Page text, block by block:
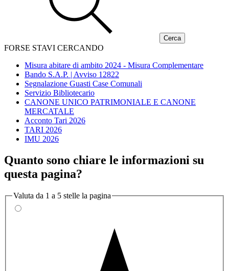
FORSE STAVI CERCANDO
Misura abitare di ambito 2024 - Misura Complementare
Bando S.A.P. | Avviso 12822
Segnalazione Guasti Case Comunali
Servizio Bibliotecario
CANONE UNICO PATRIMONIALE E CANONE
MERCATALE
Acconto Tari 2026
TARI 2026
IMU 2026
Quanto sono chiare le informazioni su
questa pagina?
Valuta da 1 a 5 stelle la pagina